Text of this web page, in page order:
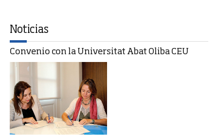
Noticias
Convenio con la Universitat Abat Oliba CEU